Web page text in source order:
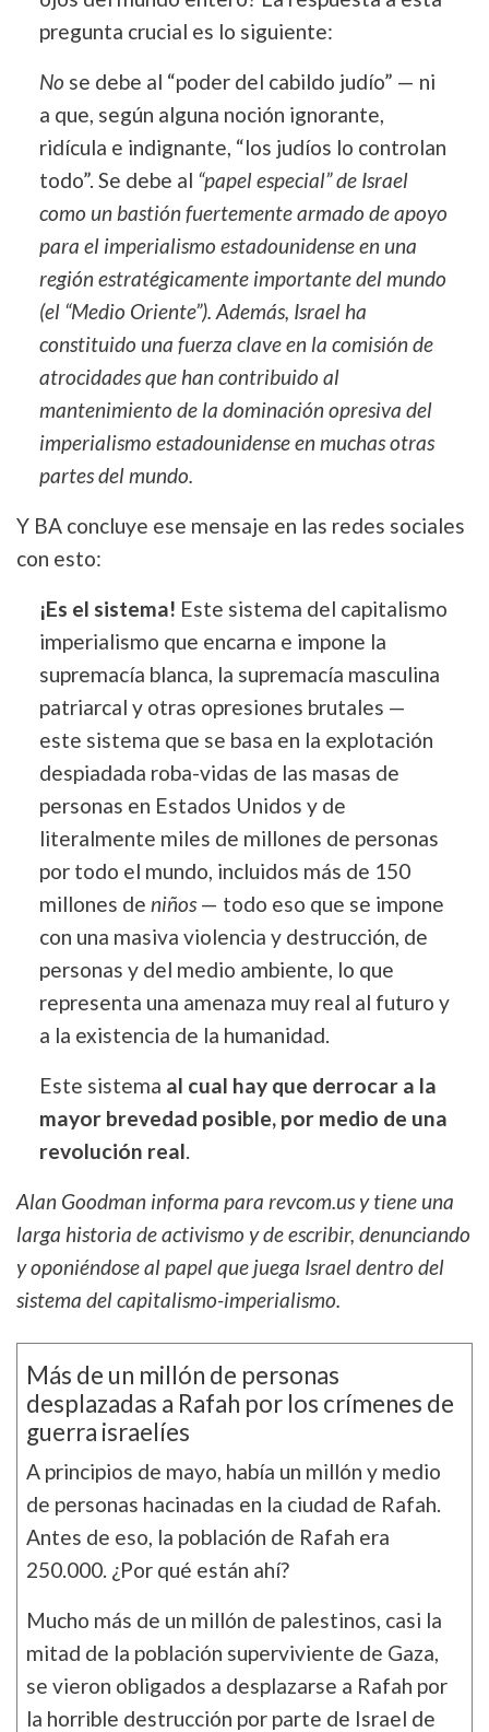
pregunta crucial es lo siguiente:
No se debe al “poder del cabildo judío” — ni
a que, según alguna noción ignorante,
ridícula e indignante, “los judíos lo controlan
todo”. Se debe al “papel especial” de Israel
como un bastión fuertemente armado de apoyo
para el imperialismo estadounidense en una
región estratégicamente importante del mundo
(el “Medio Oriente”). Además, Israel ha
constituido una fuerza clave en la comisión de
atrocidades que han contribuido al
mantenimiento de la dominación opresiva del
imperialismo estadounidense enmuchas otras
partes del mundo.
Y BA concluye ese mensaje en las redes sociales
con esto:
¡Es el sistema! Este sistema del capitalismo
imperialismo que encarna e impone la
supremacía blanca, la supremacía masculina
patriarcal y otras opresiones brutales —
este sistema que se basa en la explotación
despiadada roba-vidas de las masas de
personas en Estados Unidos y de
literalmente miles de millones de personas
por todo el mundo, incluidos más de 150
millones de niños— todo eso que se impone
con una masiva violencia y destrucción, de
personas y del medio ambiente, lo que
representa una amenaza muy real al futuro y
a la existencia de la humanidad.
Este sistema al cual hay que derrocar a la
mayor brevedad posible, por medio de una
revolución real.
Alan Goodman informa para revcom.us y tiene una
larga historia de activismo y de escribir, denunciando
y oponiéndose al papel que juega Israel dentro del
sistema del capitalismo-imperialismo.
Más de un millón de personas
desplazadas a Rafah por los crímenes de
guerra israelíes
A principios de mayo, había un millón y medio
de personas hacinadas en la ciudad de Rafah.
Antes de eso, la población de Rafah era
250.000. ¿Por qué están ahí?
Mucho más de un millón de palestinos, casi la
mitad de la población superviviente de Gaza,
se vieron obligados a desplazarse a Rafah por
la horrible destrucción por parte de Israel de